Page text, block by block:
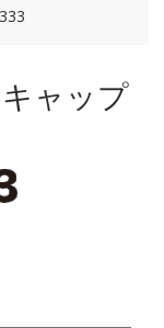
キャップ